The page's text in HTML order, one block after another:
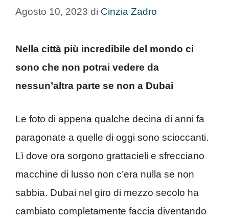
Agosto 10, 2023 di Cinzia Zadro
Nella città più incredibile del mondo ci
sono che non potrai vedere da
nessun’altra parte se non a Dubai
Le foto di appena qualche decina di anni fa
paragonate a quelle di oggi sono scioccanti.
Lì dove ora sorgono grattacieli e sfrecciano
macchine di lusso non c’era nulla se non
sabbia. Dubai nel giro di mezzo secolo ha
cambiato completamente faccia diventando